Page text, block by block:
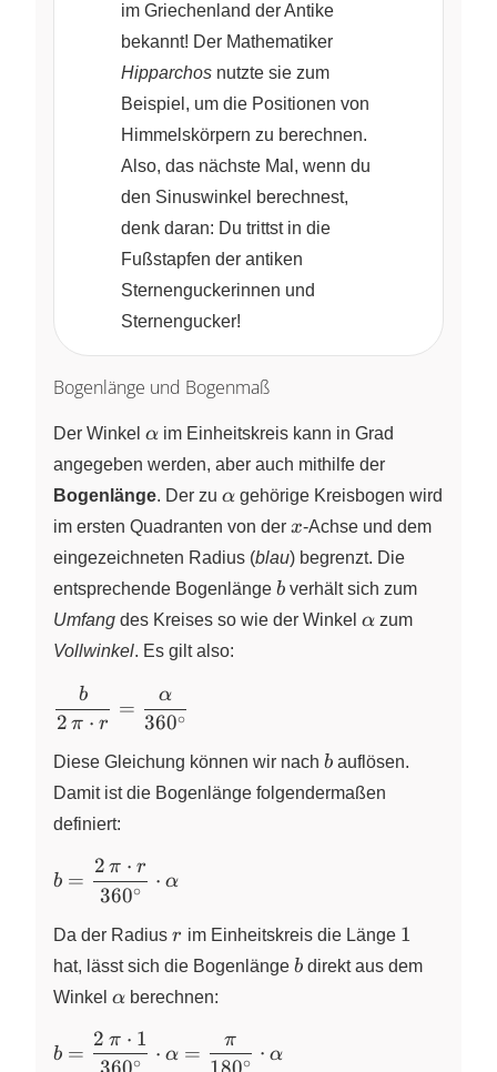
im Griechenland der Antike
bekannt! Der Mathematiker
Hipparchos nutzte sie zum
Beispiel, um die Positionen von
Himmelskörpern zu berechnen.
Also, das nächste Mal, wenn du
den Sinuswinkel berechnest,
denk daran: Du trittst in die
Fußstapfen der antiken
Sternenguckerinnen und
Sternengucker!
Bogenlänge und Bogenmaß
Der Winkel \alpha
α im Einheitskreis kann in Grad
angegeben werden, aber auch mithilfe der
Bogenlänge. Der zu \alpha
α gehörige Kreisbogen wird
im ersten Quadranten von der x
x‑Achse und dem
eingezeichneten Radius (blau) begrenzt. Die
entsprechende Bogenlänge b
b verhält sich zum
Umfang des Kreises so wie der Winkel \alpha
α zum
Vollwinkel. Es gilt also:
\dfrac{b}
{2\,\pi \cdot
\dfrac{\alpha}
{360^\circ}
2 π ⋅ r
b
=
360∘
α
Diese Gleichung können wir nach b
b auflösen.
Damit ist die Bogenlänge folgendermaßen
definiert:
b =
\dfrac{2\,\pi
{360^\circ}
\cdot \alpha
b =
360∘
2 π ⋅ r
⋅ α
Da der Radius r
r im Einheitskreis die Länge 1
1
hat, lässt sich die Bogenlänge b
b direkt aus dem
Winkel \alpha
α berechnen:
b =
b = ∘
2 π ⋅ 1
⋅ α = ∘
π
⋅ α